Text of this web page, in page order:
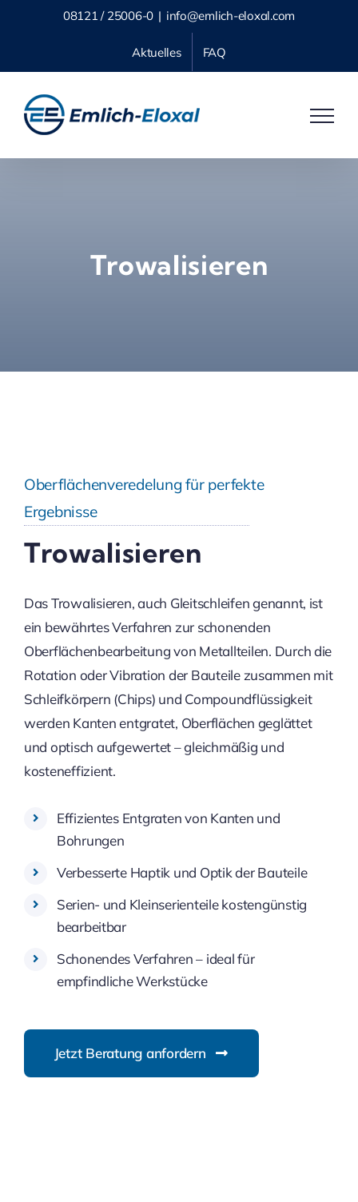
08121 / 25006-0 | info@emlich-eloxal.com
Aktuelles FAQ
Trowalisieren
Oberflächenveredelung für perfekte
Ergebnisse
Trowalisieren
Das Trowalisieren, auch Gleitschleifen genannt, ist
ein bewährtes Verfahren zur schonenden
Oberflächenbearbeitung von Metallteilen. Durch die
Rotation oder Vibration der Bauteile zusammen mit
Schleifkörpern (Chips) und Compoundflüssigkeit
werden Kanten entgratet, Oberflächen geglättet
und optisch aufgewertet – gleichmäßig und
kosteneffizient.
Effizientes Entgraten von Kanten und
Bohrungen
Verbesserte Haptik und Optik der Bauteile
Serien- und Kleinserienteile kostengünstig
bearbeitbar
Schonendes Verfahren – ideal für
empfindliche Werkstücke
Jetzt Beratung anfordern